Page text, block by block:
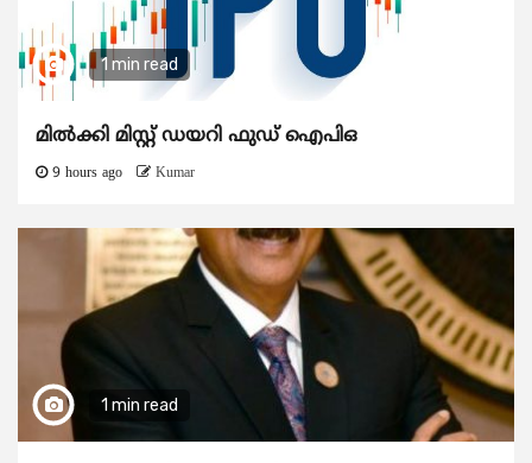
1 min read
മിൽക്കി മിസ്റ്റ് ഡയറി ഫുഡ് ഐപിഒ
9 hours ago Kumar
1 min read